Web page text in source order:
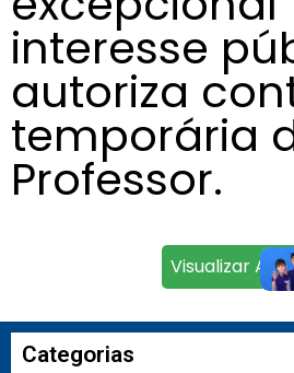
interesse
autoriza
temporária
Professor.
Visualizar
Categorias